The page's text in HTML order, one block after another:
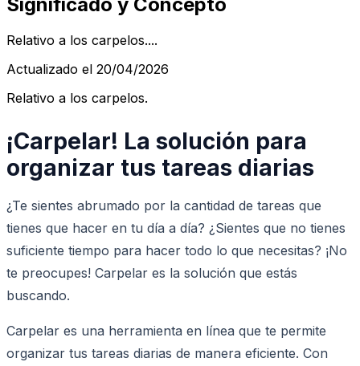
Relativo a los carpelos....
Actualizado el 20/04/2026
Relativo a los carpelos.
¡Carpelar! La solución para
organizar tus tareas diarias
¿Te sientes abrumado por la cantidad de tareas que
tienes que hacer en tu día a día? ¿Sientes que no tienes
suficiente tiempo para hacer todo lo que necesitas? ¡No
te preocupes! Carpelar es la solución que estás
buscando.
Carpelar es una herramienta en línea que te permite
organizar tus tareas diarias de manera eficiente. Con